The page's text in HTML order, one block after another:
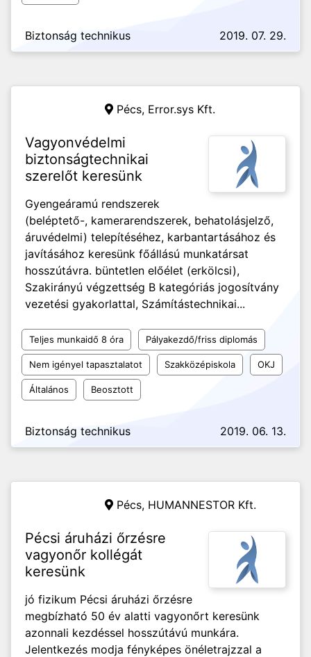
Biztonság technikus 2019. 07. 29.
Pécs, Error.sys Kft.
Vagyonvédelmi
biztonságtechnikai
szerelőt keresünk
Gyengeáramú rendszerek
(beléptető-, kamerarendszerek, behatolásjelző,
áruvédelmi) telepítéséhez, karbantartásához és
javításához keresünk főállású munkatársat
hosszútávra. büntetlen előélet (erkölcsi),
Szakirányú végzettség B kategóriás jogosítvány
vezetési gyakorlattal, Számítástechnikai...
Teljes munkaidő 8 óra Pályakezdő/friss diplomás
Nem igényel tapasztalatot Szakközépiskola OKJ
Általános Beosztott
Biztonság technikus 2019. 06. 13.
Pécs, HUMANNESTOR Kft.
Pécsi áruházi őrzésre
vagyonőr kollégát
keresünk
jó fizikum Pécsi áruházi őrzésre
megbízható 50 év alatti vagyonőrt keresünk
azonnali kezdéssel hosszútávú munkára.
Jelentkezés modja fényképes önéletrajzzal a